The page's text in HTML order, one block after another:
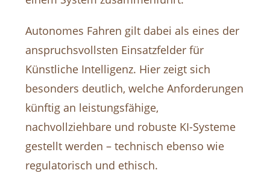
Autonomes Fahren gilt dabei als eines der
anspruchsvollsten Einsatzfelder für
Künstliche Intelligenz. Hier zeigt sich
besonders deutlich, welche Anforderungen
künftig an leistungsfähige,
nachvollziehbare und robuste KI-Systeme
gestellt werden – technisch ebenso wie
regulatorisch und ethisch.